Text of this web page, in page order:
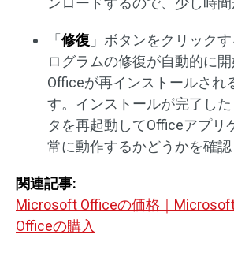
「 修復 」ボタンをクリック
ログラムの修復が自動的に開
Officeが再インストールされ
す。インストールが完了し
タを再起動してOfficeアプリ
常に動作するかどうかを確認
関連記事:
Microsoft Officeの価格｜Microsoft
Officeの購入